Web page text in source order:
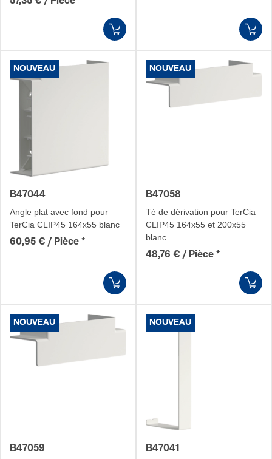
B47044
NOUVEAU
Angle plat avec fond pour
TerCia CLIP45 164x55 blanc
60,95 € / Pièce *
B47058
NOUVEAU
Té de dérivation pour TerCia
CLIP45 164x55 et 200x55
blanc
48,76 € / Pièce *
B47059
NOUVEAU
B47041
NOUVEAU